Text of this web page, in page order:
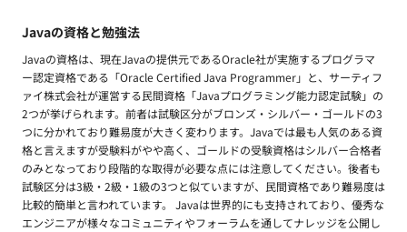
Javaの資格と勉強法
Javaの資格は、現在Javaの提供元であるOracle社が実施するプログラマ
ー認定資格である「Oracle Certified Java Programmer」と、サーティフ
ァイ株式会社が運営する民間資格「Javaプログラミング能力認定試験」の
2つが挙げられます。前者は試験区分がブロンズ・シルバー・ゴールドの3
つに分かれており難易度が大きく変わります。Javaでは最も人気のある資
格と言えますが受験料がやや高く、ゴールドの受験資格はシルバー合格者
のみとなっており段階的な取得が必要な点には注意してください。後者も
試験区分は3級・2級・1級の3つと似ていますが、民間資格であり難易度は
比較的簡単と言われています。 Javaは世界的にも支持されており、優秀な
エンジニアが様々なコミュニティやフォーラムを通してナレッジを公開し